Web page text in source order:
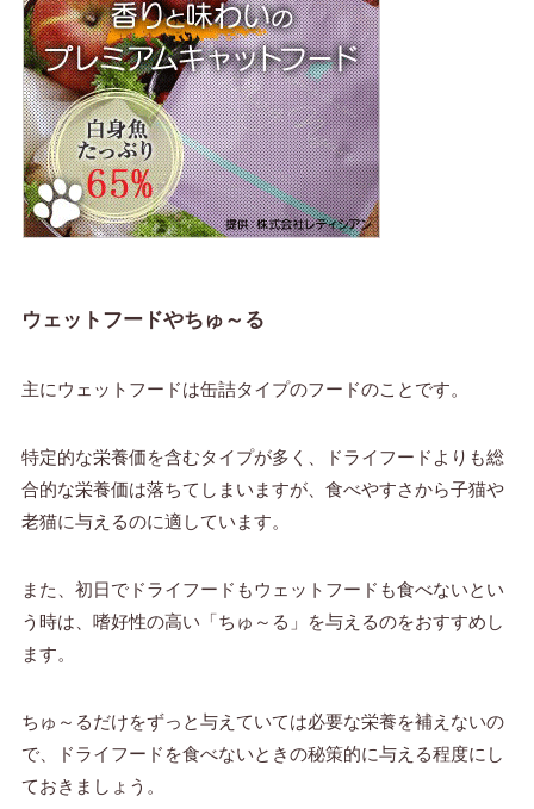
ウェットフードやちゅ～る
主にウェットフードは缶詰タイプのフードのことです。
特定的な栄養価を含むタイプが多く、ドライフードよりも総
合的な栄養価は落ちてしまいますが、食べやすさから子猫や
老猫に与えるのに適しています。
また、初日でドライフードもウェットフードも食べないとい
う時は、嗜好性の高い「ちゅ～る」を与えるのをおすすめし
ます。
ちゅ～るだけをずっと与えていては必要な栄養を補えないの
で、ドライフードを食べないときの秘策的に与える程度にし
ておきましょう。